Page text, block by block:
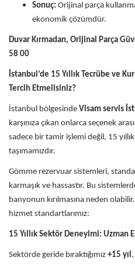
Sonuç: Orijinal parça
ekonomik çözümdür.
Duvar Kırmadan, Orijinal Parça
58 00
İstanbul’de 15 Yıllık Tecrübe ve
Tercih Etmelisiniz?
İstanbul bölgesinde Visam servis
karşınıza çıkan onlarca seçenek
sadece bir tamir işlemi değil, 15
taşımamızdır.
Gömme rezervuar sistemleri,
karmaşık ve hassastır. Bu
banyonun kırılmasına neden
hizmet standartlarımız:
15 Yıllık Sektör Deneyimi: Uzman
Sektörde geride bıraktığımız +15 yıl